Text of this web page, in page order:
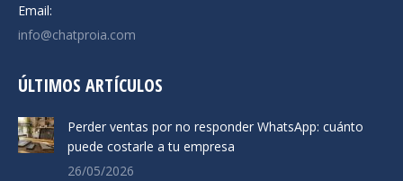
Email:
info@chatproia.com
ÚLTIMOS ARTÍCULOS
Perder ventas por no responder WhatsApp: cuánto
puede costarle a tu empresa
26/05/2026